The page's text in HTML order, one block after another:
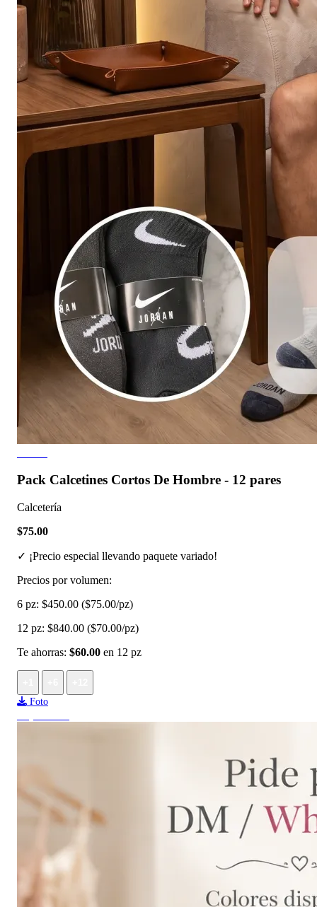
Pack Calcetines Cortos De Hombre - 12 pares
Calcetería
$75.00
✓ ¡Precio especial llevando paquete variado!
Precios por volumen:
6 pz: $450.00 ($75.00/pz)
12 pz: $840.00 ($70.00/pz)
Te ahorras: $60.00 en 12 pz
Foto